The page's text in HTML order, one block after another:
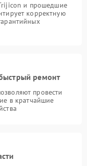
и прошедшие
корректную
ремонт
провести
в кратчайшие